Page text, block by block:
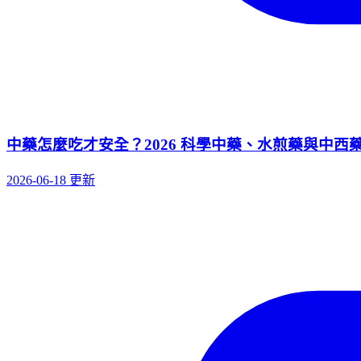
中藥怎麼吃才安全？2026 科學中藥、水煎藥與中西
2026-06-18 更新